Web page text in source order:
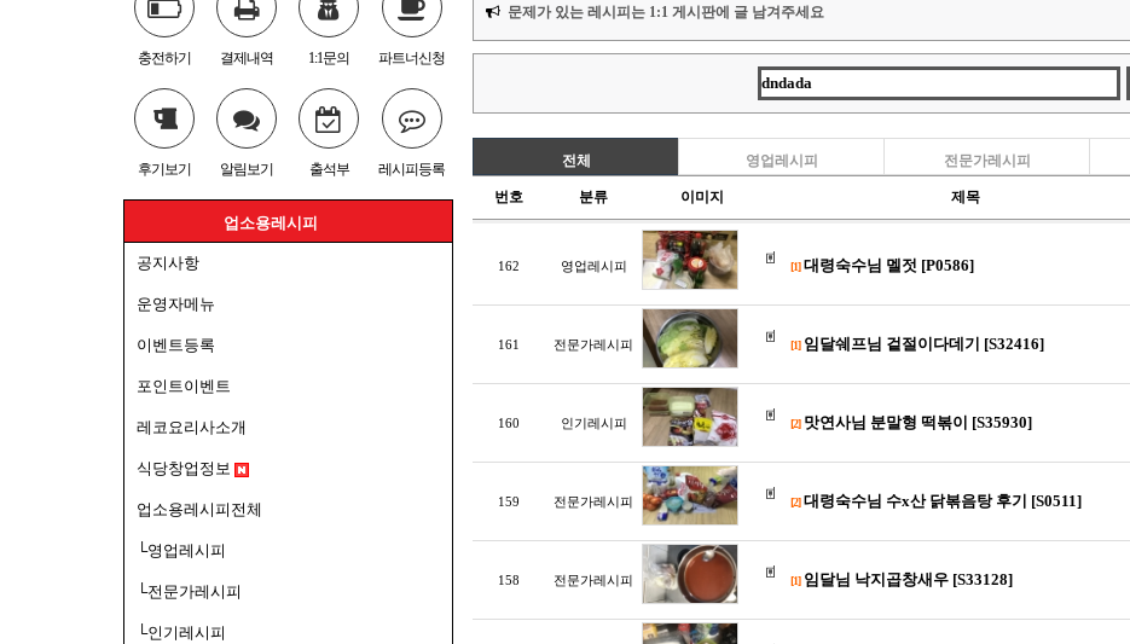
충전하기 결제내역 1:1문의 파트너신청
후기보기 알림보기 출석부 레시피등록
업소용레시피
공지사항
운영자메뉴
이벤트등록
포인트이벤트
레코요리사소개
식당창업정보
업소용레시피전체
└영업레시피
└전문가레시피
└인기레시피
문제가 있는 레시피는 1:1 게시판에 글 남겨주세요
전체 영업레시피 전문가레시피
번호 분류 이미지 제목
162 영업레시피 [1] 대령숙수님 멜젓 [P0586]
161 전문가레시피 [1] 임달쉐프님 겉절이다데기 [S32416]
160 인기레시피 [2] 맛연사님 분말형 떡볶이 [S35930]
159 전문가레시피 [2] 대령숙수님 수x산 닭볶음탕 후기 [S0511]
158 전문가레시피 [1] 임달님 낙지곱창새우 [S33128]